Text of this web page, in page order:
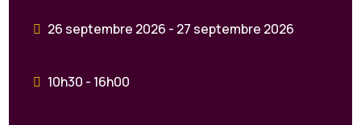
26 septembre 2026 - 27 septembre 2026
10h30 - 16h00